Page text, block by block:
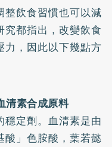
整飲食習慣也可以減
都指出，改變飲食
力，因此以下幾點方
清素合成原料
定劑。血清素是由
酸」色胺酸，葉若懿